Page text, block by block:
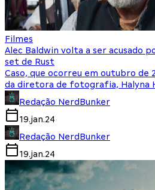
Filmes
Alec Baldwin volta a ser acusado
set de Rust
Caso, que ocorreu em outubro de
da diretora de fotografia, Halyna
Redação NerdBunker
19.jan.24
Redação NerdBunker
19.jan.24